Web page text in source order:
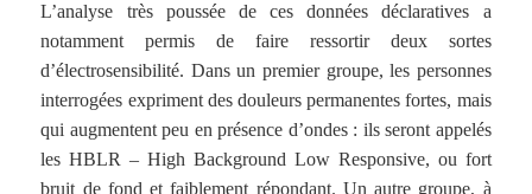
L’analyse très poussée de ces données déclaratives a
notamment permis de faire ressortir deux sortes
d’électrosensibilité. Dans un premier groupe, les personnes
interrogées expriment des douleurs permanentes fortes, mais
qui augmentent peu en présence d’ondes : ils seront appelés
les HBLR – High Background Low Responsive, ou fort
bruit de fond et faiblement répondant. Un autre groupe, à